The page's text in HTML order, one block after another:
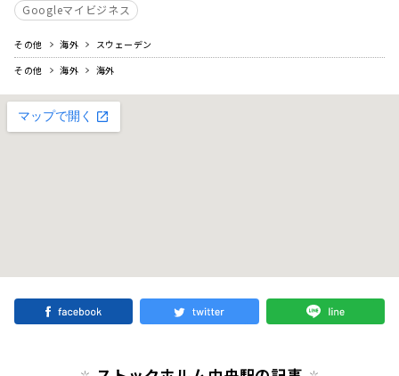
Googleマイビジネス
その他 海外
スウェーデン
その他
海外 海外